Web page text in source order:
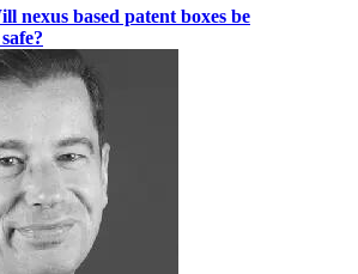
nexus based patent boxes be